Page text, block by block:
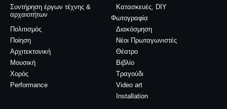
Συντήρηση έργων τέχνης &
αρχαιοτήτων
Κατασκευές, DIY
Φωτογραφία
Διακόσμηση
Πολιτισμός
Νέοι Πρωταγωνιστές
Ποίηση
Θέατρο
Αρχιτεκτονική
Βιβλίο
Μουσική
Τραγούδι
Χορός
Video art
Performance
Installation